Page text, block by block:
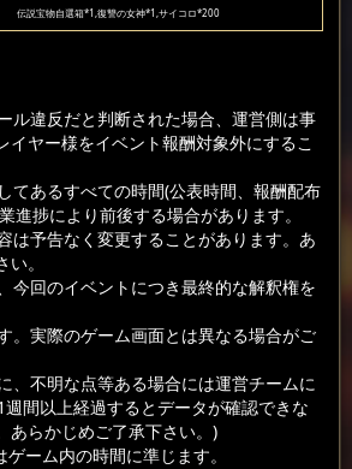
伝説宝物自選箱*1,復讐の女神*1,サイコロ*200
ル違反だと判断された場合、運営側は事
イヤー様をイベント報酬対象外にするこ
てあるすべての時間(公表時間、報酬配布
進捗により前後する場合があります。
は予告なく変更することがあります。あ
。
今回のイベントにつき最終的な解釈権を
。実際のゲーム画面とは異なる場合がご
、不明な点等ある場合には運営チームに
間以上経過するとデータが確認できな
あらかじめご了承下さい。)
ーム内の時間に準じます。